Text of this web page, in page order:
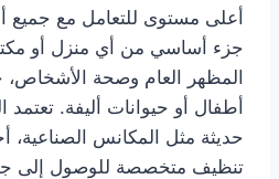
أعلى مستوى للتعامل مع جميع
جزء أساسي من أي منزل أو
المظهر العام وصحة
أطفال أو حيوانات أليفة.
حديثة مثل المكانس الصناعية،
تنظيف متخصصة للوصول إلى